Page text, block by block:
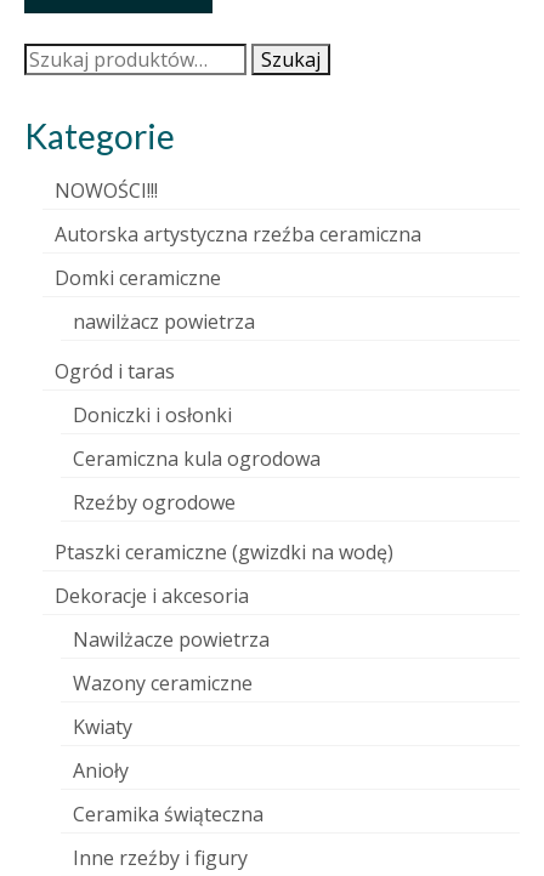
Szukaj: Szukaj
Kategorie
NOWOŚCI!!!
Autorska artystyczna rzeźba ceramiczna
Domki ceramiczne
nawilżacz powietrza
Ogród i taras
Doniczki i osłonki
Ceramiczna kula ogrodowa
Rzeźby ogrodowe
Ptaszki ceramiczne (gwizdki na wodę)
Dekoracje i akcesoria
Nawilżacze powietrza
Wazony ceramiczne
Kwiaty
Anioły
Ceramika świąteczna
Inne rzeźby i figury